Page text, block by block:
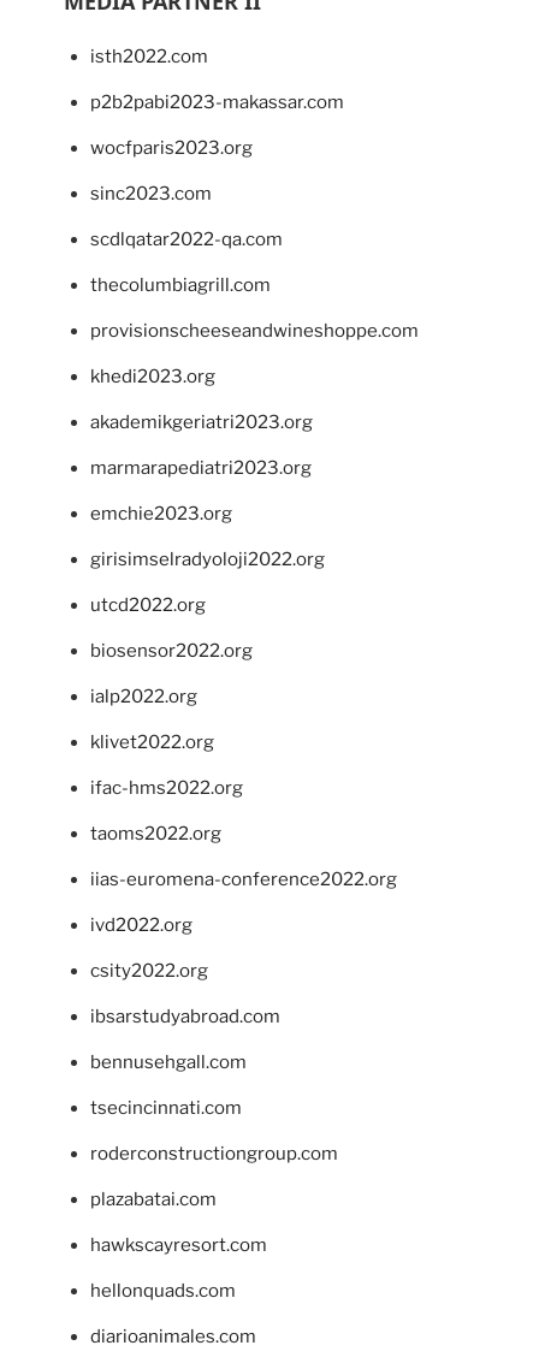
isth2022.com
p2b2pabi2023-makassar.com
wocfparis2023.org
sinc2023.com
scdlqatar2022-qa.com
thecolumbiagrill.com
provisionscheeseandwineshoppe.com
khedi2023.org
akademikgeriatri2023.org
marmarapediatri2023.org
emchie2023.org
girisimselradyoloji2022.org
utcd2022.org
biosensor2022.org
ialp2022.org
klivet2022.org
ifac-hms2022.org
taoms2022.org
iias-euromena-conference2022.org
ivd2022.org
csity2022.org
ibsarstudyabroad.com
bennusehgall.com
tsecincinnati.com
roderconstructiongroup.com
plazabatai.com
hawkscayresort.com
hellonquads.com
diarioanimales.com